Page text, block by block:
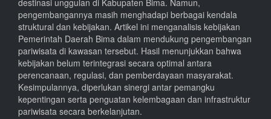
destinasi unggulan di Kabupaten Bima. Namun,
pengembangannya masih menghadapi berbagai kendala
struktural dan kebijakan. Artikel ini menganalisis kebijakan
Pemerintah Daerah Bima dalam mendukung pengembangan
pariwisata di kawasan tersebut. Hasil menunjukkan bahwa
kebijakan belum terintegrasi secara optimal antara
perencanaan, regulasi, dan pemberdayaan masyarakat.
Kesimpulannya, diperlukan sinergi antar pemangku
kepentingan serta penguatan kelembagaan dan infrastruktur
pariwisata secara berkelanjutan.